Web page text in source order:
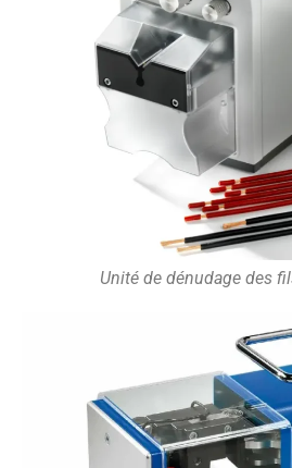
Unité de dénudage des